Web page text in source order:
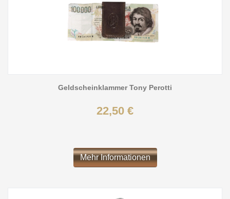
Geldscheinklammer Tony Perotti
22,50 €
Mehr Informationen